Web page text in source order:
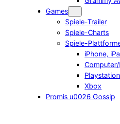
Games
Spiele-Trailer
Spiele-Charts
Spiele-
iPhone,
Computer/
Playstation
Xbox
Promis u0026 Gossip